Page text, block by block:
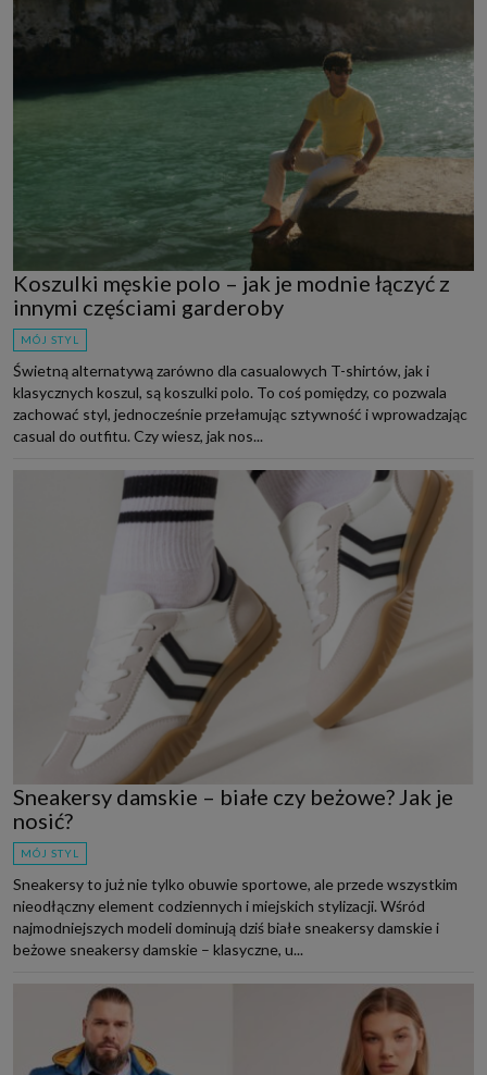
Koszulki męskie polo – jak je modnie łączyć z
innymi częściami garderoby
MÓJ STYL
Świetną alternatywą zarówno dla casualowych T-shirtów, jak i
klasycznych koszul, są koszulki polo. To coś pomiędzy, co pozwala
zachować styl, jednocześnie przełamując sztywność i wprowadzając
casual do outfitu. Czy wiesz, jak nos...
Sneakersy damskie – białe czy beżowe? Jak je
nosić?
MÓJ STYL
Sneakersy to już nie tylko obuwie sportowe, ale przede wszystkim
nieodłączny element codziennych i miejskich stylizacji. Wśród
najmodniejszych modeli dominują dziś białe sneakersy damskie i
beżowe sneakersy damskie – klasyczne, u...